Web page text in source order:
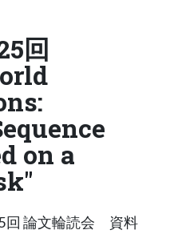
回
on a
回 論文輪読会 資料